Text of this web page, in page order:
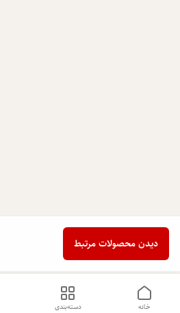
دیدن محصولات مرتبط
دسته‌بندی خانه